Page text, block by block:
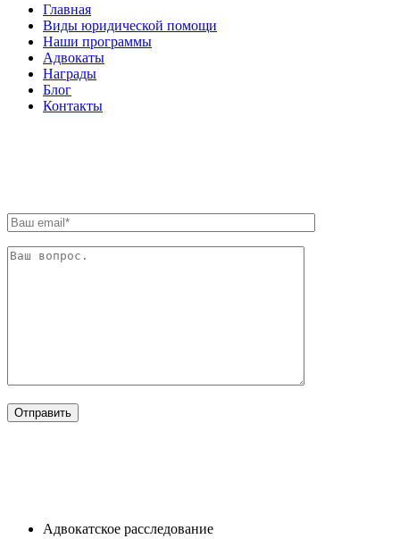
Главная
Виды юридической помощи
Наши программы
Адвокаты
Награды
Блог
Контакты
Адвокатское расследование